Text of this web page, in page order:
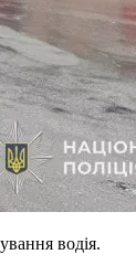
водія.